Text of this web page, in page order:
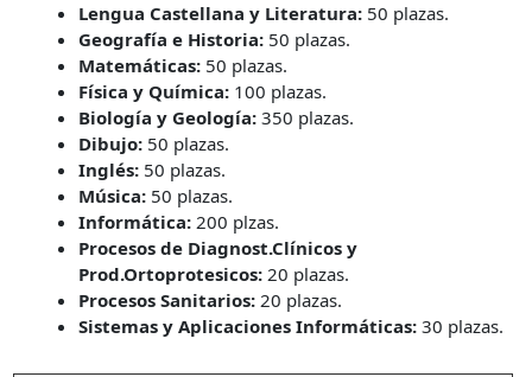
Lengua Castellana y Literatura: 50 plazas.
Geografía e Historia: 50 plazas.
Matemáticas: 50 plazas.
Física y Química: 100 plazas.
Biología y Geología: 350 plazas.
Dibujo: 50 plazas.
Inglés: 50 plazas.
Música: 50 plazas.
Informática: 200 plzas.
Procesos de Diagnost.Clínicos y
Prod.Ortoprotesicos: 20 plazas.
Procesos Sanitarios:20 plazas.
Sistemas y Aplicaciones Informáticas: 30 plazas.